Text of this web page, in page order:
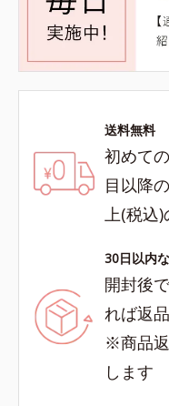
送料無料
初めて
目以降
上(税込
30日以内
開封後
れば返
※商品
します